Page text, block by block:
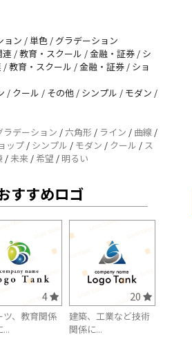
ョン / 単色 / グラデーション
連 / 教育・スクール / 金融・証券 / シ
教育・スクール / 金融・証券 / ショ
/ クール / その他 / シンプル / モダン /
ラデーション / 六角形 / ライン / 曲線 /
ップ / シンプル / モダン / クール / ス
/未来 / 希望 / 明るい
すすめロゴ
4
ツ、教育関係
20
建築、工業など技術
関係に...